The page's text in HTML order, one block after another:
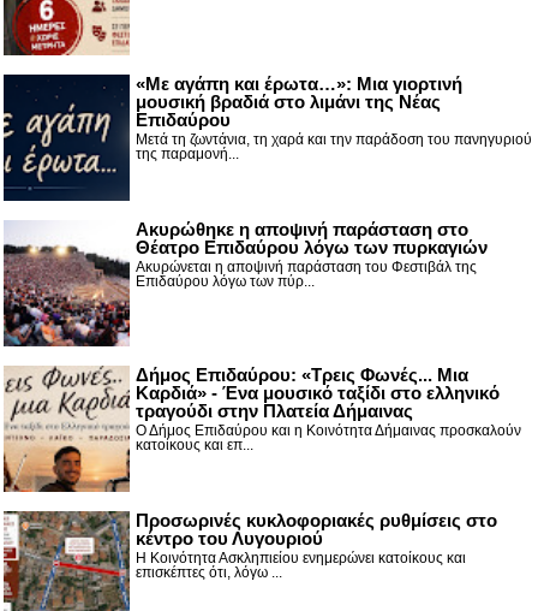
«Με αγάπη και έρωτα…»: Μια γιορτινή
μουσική βραδιά στο λιμάνι της Νέας
Επιδαύρου
Μετά τη ζωντάνια, τη χαρά και την παράδοση του πανηγυριού
της παραμονή...
Ακυρώθηκε η αποψινή παράσταση στο
Θέατρο Επιδαύρου λόγω των πυρκαγιών
Ακυρώνεται η αποψινή παράσταση του Φεστιβάλ της
Επιδαύρου λόγω των πύρ...
Δήμος Επιδαύρου: «Τρεις Φωνές... Μια
Καρδιά» - Ένα μουσικό ταξίδι στο ελληνικό
τραγούδι στην Πλατεία Δήμαινας
Ο Δήμος Επιδαύρου και η Κοινότητα Δήμαινας προσκαλούν
κατοίκους και επ...
Προσωρινές κυκλοφοριακές ρυθμίσεις στο
κέντρο του Λυγουριού
Η Κοινότητα Ασκληπιείου ενημερώνει κατοίκους και
επισκέπτες ότι, λόγω ...